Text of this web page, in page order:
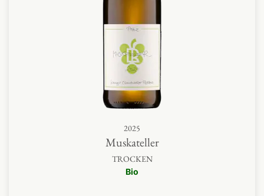
2025
Muskateller
TROCKEN
Bio